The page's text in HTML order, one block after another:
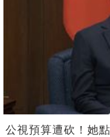
公視預算遭砍！她